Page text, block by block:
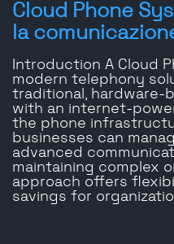
Cloud Phone
la
Introduction A Cloud
modern telephony
traditional, hardware-
with an internet-
the phone
businesses can
advanced
maintaining complex
approach offers
savings for